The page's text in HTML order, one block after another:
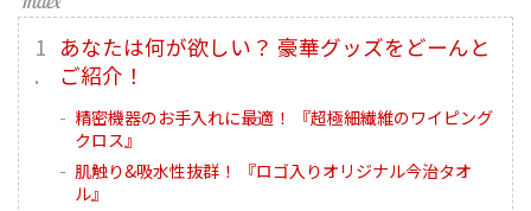
あなたは何が欲しい？ 豪華グッズをどーんと
ご紹介！
精密機器のお手入れに最適！ 『超極細繊維のワイピング
クロス』
肌触り&吸水性抜群！ 『ロゴ入りオリジナル今治タオ
ル』